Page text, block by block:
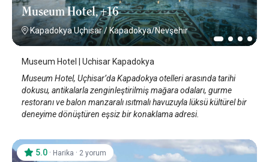
Museum Hotel, +16
Kapadokya Uçhisar/Kapadokya/Nevşehir
Museum Hotel | Uchisar Kapadokya
Museum Hotel, Uçhisar’da Kapadokya otelleri arasında tarihi
dokusu, antikalarla zenginleştirilmiş mağara odaları, gurme
restoranı ve balon manzaralı ısıtmalı havuzuyla lüksü kültürel bir
deneyime dönüştüren eşsiz bir konaklama adresi.
5.0 · Harika · 2 yorum